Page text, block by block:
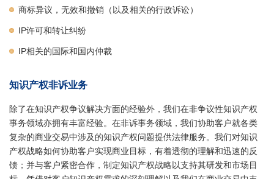
商标异议，无效和撤销（以及相关的行政诉讼）
IP许可和转让纠纷
IP相关的国际和国内仲裁
知识产权非诉业务
除了在知识产权争议解决方面的经验外，我们在非争议性知识产权
事务领域亦拥有丰富经验。在非诉事务领域，我们协助客户就各类
复杂的商业交易中涉及的知识产权问题提供法律服务。我们对知识
产权战略如何协助客户实现商业目标，有着透彻的理解和迅速的反
馈；并与客户紧密合作，制定知识产权战略以支持其研发和市场目